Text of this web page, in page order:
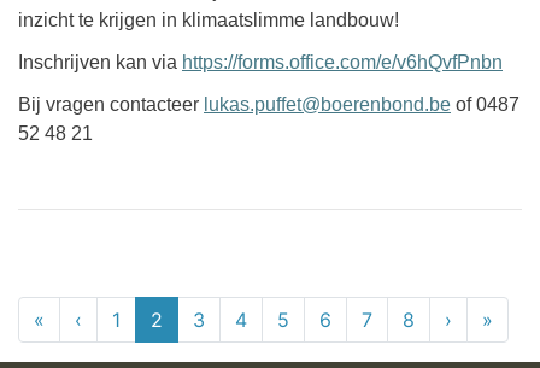
inzicht te krijgen in klimaatslimme landbouw!
Inschrijven kan via https://forms.office.com/e/v6hQvfPnbn
Bij vragen contacteer lukas.puffet@boerenbond.be of 0487
52 48 21
Paginering
« « Eerste
‹ 1 2 3 4 5 6 7 8 › »